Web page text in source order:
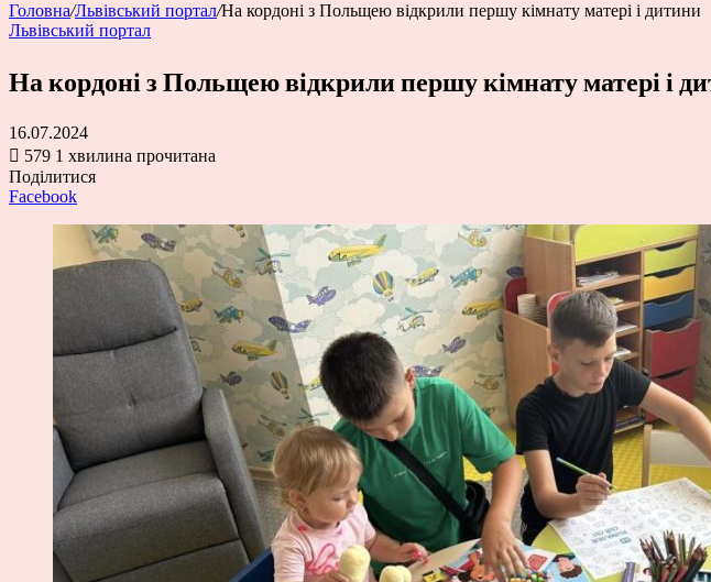
Головна/Львівський портал/На кордоні з Польщею відкрили першу кімнату матері і дитини
Львівський портал
На кордоні з Польщею відкрили першу кімнату матері і
16.07.2024
579 1 хвилина прочитана
Поділитися
Facebook